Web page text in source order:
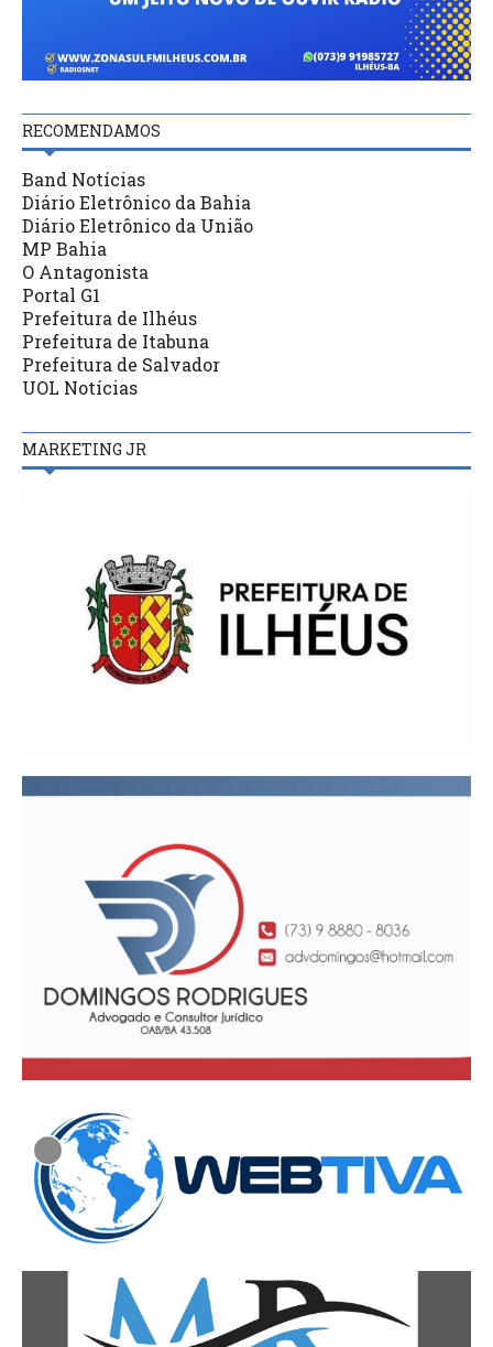
RECOMENDAMOS
Band Notícias
Diário Eletrônico da Bahia
Diário Eletrônico da União
MP Bahia
O Antagonista
Portal G1
Prefeitura de Ilhéus
Prefeitura de Itabuna
Prefeitura de Salvador
UOL Notícias
MARKETING JR